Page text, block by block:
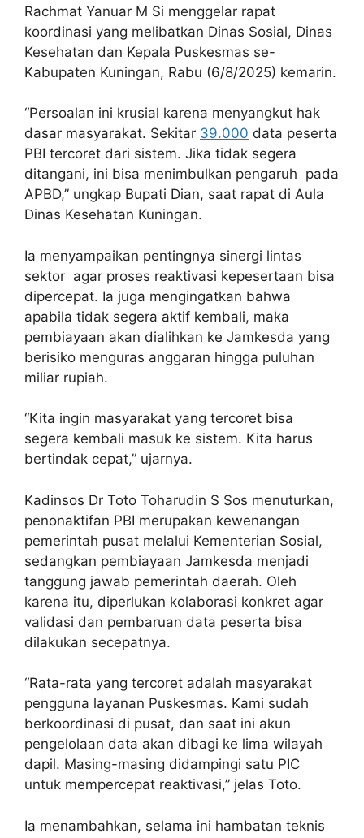
Rachmat Yanuar M Si menggelar rapat
koordinasi yang melibatkan Dinas Sosial, Dinas
Kesehatan dan Kepala Puskesmas se-
Kabupaten Kuningan, Rabu (6/8/2025) kemarin.
“Persoalan ini krusial karena menyangkut hak
dasar masyarakat. Sekitar 39.000 data peserta
PBI tercoret dari sistem. Jika tidak segera
ditangani, ini bisa menimbulkan pengaruh pada
APBD,” ungkap Bupati Dian, saat rapat di Aula
Dinas Kesehatan Kuningan.
Ia menyampaikan pentingnya sinergi lintas
sektor agar proses reaktivasi kepesertaan bisa
dipercepat. Ia juga mengingatkan bahwa
apabila tidak segera aktif kembali, maka
pembiayaan akan dialihkan ke Jamkesda yang
berisiko menguras anggaran hingga puluhan
miliar rupiah.
“Kita ingin masyarakat yang tercoret bisa
segera kembali masuk ke sistem. Kita harus
bertindak cepat,” ujarnya.
Kadinsos Dr Toto Toharudin S Sos menuturkan,
penonaktifan PBI merupakan kewenangan
pemerintah pusat melalui Kementerian Sosial,
sedangkan pembiayaan Jamkesda menjadi
tanggung jawab pemerintah daerah. Oleh
karena itu, diperlukan kolaborasi konkret agar
validasi dan pembaruan data peserta bisa
dilakukan secepatnya.
“Rata-rata yang tercoret adalah masyarakat
pengguna layanan Puskesmas. Kami sudah
berkoordinasi di pusat, dan saat ini akun
pengelolaan data akan dibagi ke lima wilayah
dapil. Masing-masing didampingi satu PIC
untuk mempercepat reaktivasi,” jelas Toto.
Ia menambahkan, selama ini hambatan teknis